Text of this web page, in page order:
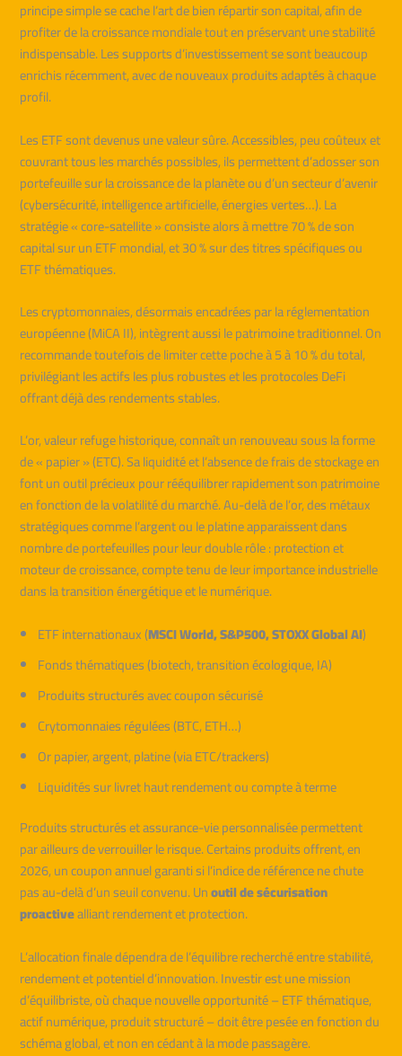
principe simple se cache l’art de bien répartir son capital, afin de
profiter de la croissance mondiale tout en préservant une stabilité
indispensable. Les supports d’investissement se sont beaucoup
enrichis récemment, avec de nouveaux produits adaptés à chaque
profil.
Les ETF sont devenus une valeur sûre. Accessibles, peu coûteux et
couvrant tous les marchés possibles, ils permettent d’adosser son
portefeuille sur la croissance de la planète ou d’un secteur d’avenir
(cybersécurité, intelligence artificielle, énergies vertes…). La
stratégie « core-satellite » consiste alors à mettre 70 % de son
capital sur un ETF mondial, et 30 % sur des titres spécifiques ou
ETF thématiques.
Les cryptomonnaies, désormais encadrées par la réglementation
européenne (MiCA II), intègrent aussi le patrimoine traditionnel. On
recommande toutefois de limiter cette poche à 5 à 10 % du total,
privilégiant les actifs les plus robustes et les protocoles DeFi
offrant déjà des rendements stables.
L’or, valeur refuge historique, connaît un renouveau sous la forme
de « papier » (ETC). Sa liquidité et l’absence de frais de stockage en
font un outil précieux pour rééquilibrer rapidement son patrimoine
en fonction de la volatilité du marché. Au-delà de l’or, des métaux
stratégiques comme l’argent ou le platine apparaissent dans
nombre de portefeuilles pour leur double rôle : protection et
moteur de croissance, compte tenu de leur importance industrielle
dans la transition énergétique et le numérique.
ETF internationaux (MSCI World, S&P500, STOXX Global AI)
Fonds thématiques (biotech, transition écologique, IA)
Produits structurés avec coupon sécurisé
Crytomonnaies régulées (BTC, ETH…)
Or papier, argent, platine (via ETC/trackers)
Liquidités sur livret haut rendement ou compte à terme
Produits structurés et assurance-vie personnalisée permettent
par ailleurs de verrouiller le risque. Certains produits offrent, en
2026, un coupon annuel garanti si l’indice de référence ne chute
pas au-delà d’un seuil convenu. Unoutil de sécurisation
proactivealliant rendement et protection.
L’allocation finale dépendra de l’équilibre recherché entre stabilité,
rendement et potentiel d’innovation. Investir est une mission
d’équilibriste, où chaque nouvelle opportunité – ETF thématique,
actif numérique, produit structuré – doit être pesée en fonction du
schéma global, et non en cédant à la mode passagère.